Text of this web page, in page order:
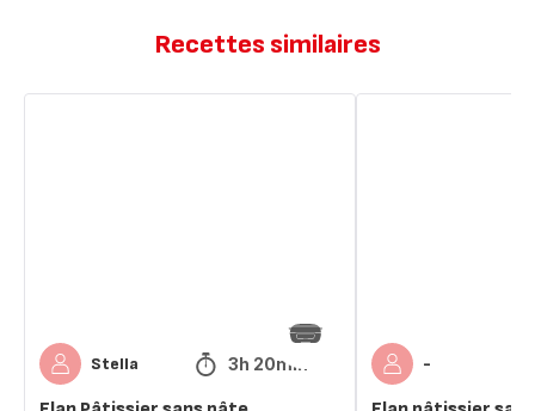
Recettes similaires
Stella 3h 20min -